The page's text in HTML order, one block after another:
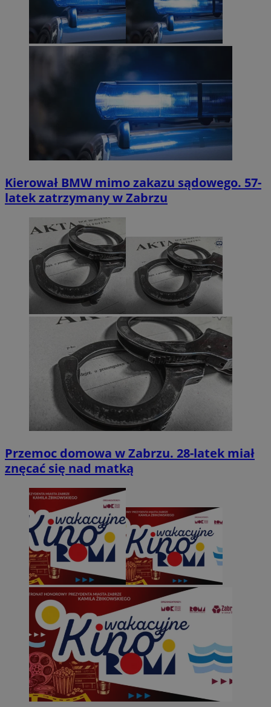
Kierował BMW mimo zakazu sądowego. 57-
latek zatrzymany w Zabrzu
Przemoc domowa w Zabrzu. 28-latek miał
znęcać się nad matką